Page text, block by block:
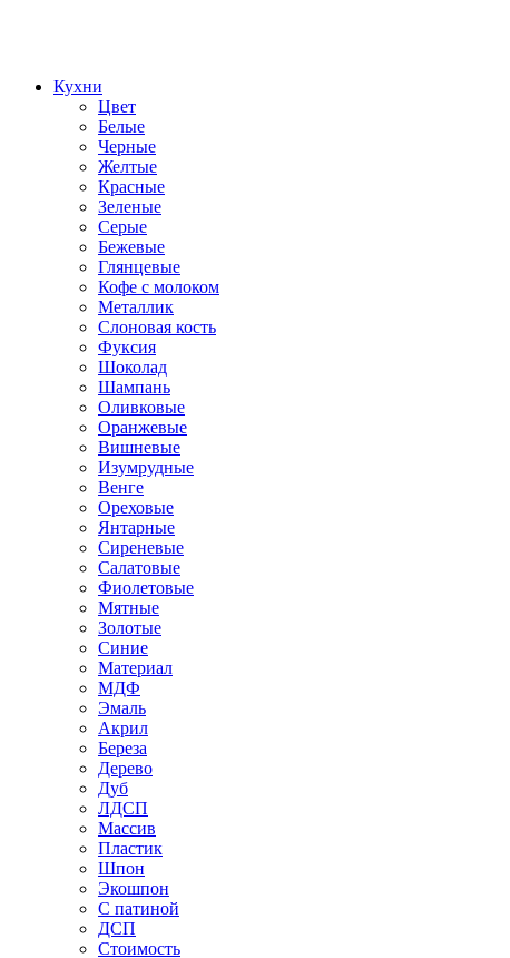
Кухни
Цвет
Белые
Черные
Желтые
Красные
Зеленые
Серые
Бежевые
Глянцевые
Кофе с молоком
Металлик
Слоновая кость
Фуксия
Шоколад
Шампань
Оливковые
Оранжевые
Вишневые
Изумрудные
Венге
Ореховые
Янтарные
Сиреневые
Салатовые
Фиолетовые
Мятные
Золотые
Синие
Материал
МДФ
Эмаль
Акрил
Береза
Дерево
Дуб
ЛДСП
Массив
Пластик
Шпон
Экошпон
С патиной
ДСП
Стоимость